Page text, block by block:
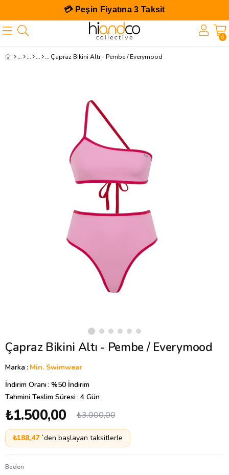
💳 Peşin Fiyatına 3 Taksit
0
Çapraz Bikini Altı - Pembe / Everymood
Çapraz Bikini Altı - Pembe / Everymood
Marka: Min. Swimwear
İndirim Oranı: %50 İndirim
Tahmini Teslim Süresi: 4 Gün
₺3.000,00
₺1.500,00
₺188,47 `den başlayan taksitlerle
Beden